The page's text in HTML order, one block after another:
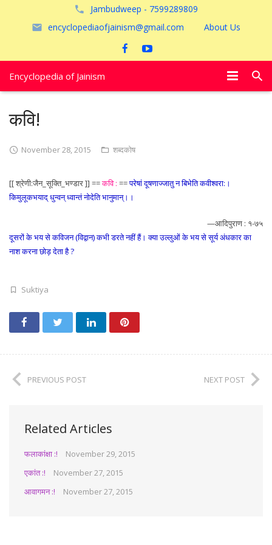
Jambudweep - 7599289809
encyclopediaofjainism@gmail.com
About Us
Encyclopedia of Jainism
अयोध्या
कवि!
November 28, 2015 शब्दकोष
[[ श्रेणी:जैन_सूक्ति_भण्डार ]] ==कवि : ==परेषां दूषणाज्जातु न बिभेति कवीश्वरा:।
किमुलूकभयाद् धुन्वन् ध्वान्तं नोदेति भानुमान्।।
—आदिपुराण : १-७५
दूसरों के भय से कविजन (विद्वान) कभी डरते नहीं हैं। क्या उल्लुओं के भय से सूर्य अंधकार का
नाश करना छोड़ देता है ?
Suktiya
PREVIOUS POST NEXT POST
Related Articles
फलाकांक्षा :!
November 29, 2015
एकांत :!
November 27, 2015
आवागमन :!
November 27, 2015